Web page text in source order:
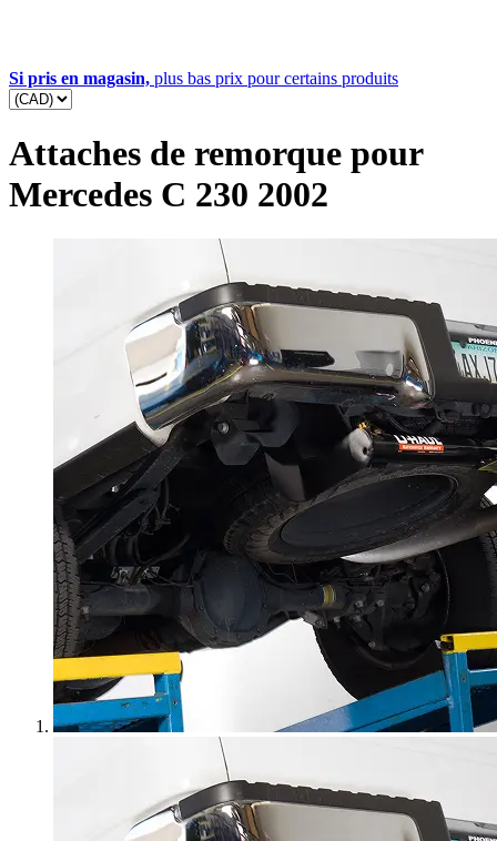
Si pris en magasin, plus bas prix pour certains produits
Attaches de remorque pour
Mercedes C 230 2002